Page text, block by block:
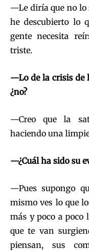
—Le diría que no lo
he descubierto lo
gente necesita
triste.
—Lo de la crisis de
¿no?
—Creo que la
haciendo una
—¿Cuál ha sido su
—Pues supongo
mismo ves lo que
más y poco a poco
que te van
piensan, sus